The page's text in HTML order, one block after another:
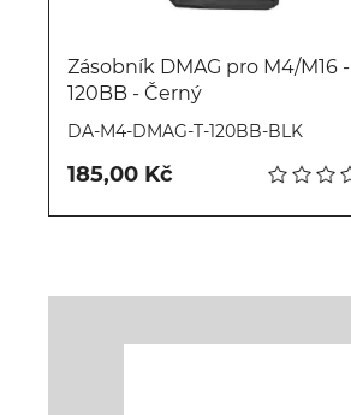
Zásobník DMAG pro M4/M16 -
120BB - Černý
DA-M4-DMAG-T-120BB-BLK
185,00 Kč